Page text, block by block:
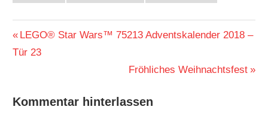
Beitragsnavigation
Vorheriger
Beitrag:
LEGO® Star Wars™ 75213 Adventskalender 2018 –
Tür 23
Nächster
Fröhliches Weihnachtsfest
Kommentar hinterlassen